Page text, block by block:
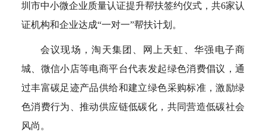
圳市中小微企业质量认证提升帮扶签约仪式，共6家认
证机构和企业达成“一对一”帮扶计划。
会议现场，淘天集团、网上天虹、华强电子商
城、微信小店等电商平台代表发起绿色消费倡议，通
过丰富碳足迹产品供给和建立绿色采购标准，激励绿
色消费行为、推动供应链低碳化，共同营造低碳社会
风尚。